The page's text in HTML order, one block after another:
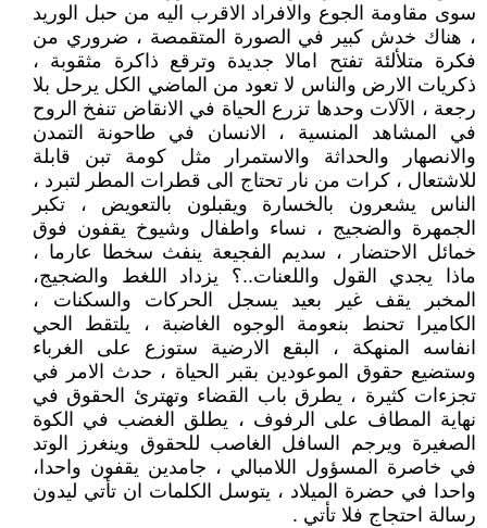
سوى مقاومة الجوع والافراد الاقرب اليه من حبل الوريد
، هناك خدش كبير في الصورة المتقمصة ، ضروري من
فكرة متلألئة تفتح امالا جديدة وترقع ذاكرة مثقوبة ،
ذكريات الارض والناس لا تعود من الماضي الكل يرحل بلا
رجعة ، الآلات وحدها تزرع الحياة في الانقاض تنفخ الروح
في المشاهد المنسية ، الانسان في طاحونة التمدن
والانصهار والحداثة والاستمرار مثل كومة تبن قابلة
للاشتعال ، كرات من نار تحتاج الى قطرات المطر لتبرد ،
الناس يشعرون بالخسارة ويقبلون بالتعويض ، تكبر
الجمهرة والضجيج ، نساء واطفال وشيوخ يقفون فوق
خمائل الاحتضار ، سديم الفجيعة ينفث سخطا عارما ،
ماذا يجدي القول واللعنات..؟ يزداد اللغط والضجيج،
المخبر يقف غير بعيد يسجل الحركات والسكنات ،
الكاميرا تحنط بنعومة الوجوه الغاضبة ، يلتقط الحي
انفاسه المنهكة ، البقع الارضية ستوزع على الغرباء
وستضيع حقوق الموعودين بقبر الحياة ، حدث الامر في
تجزءات كثيرة ، يطرق باب القضاء وتهترئ الحقوق في
نهاية المطاف على الرفوف ، يطلق الغضب في الكوة
الصغيرة ويرجم السافل الغاصب للحقوق وينغرز الوتد
في خاصرة المسؤول اللامبالي ، جامدين يقفون واحدا،
واحدا في حضرة الميلاد ، يتوسل الكلمات ان تأتي ليدون
رسالة احتجاج فلا تأتي .